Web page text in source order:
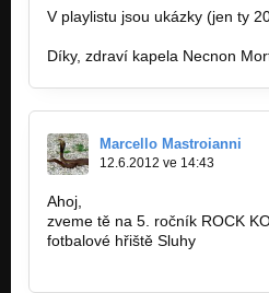
Nenávist (live 2003)
Live 2003 (S.H.A.C. - 2003)
Na pánských (live 2003)
Pozor na ně
Promo demo 2002
Krysy v temnotách
Promo demo 2002
V playlistu jsou ukázky (jen ty
Díky, zdraví kapela Necnon
Marcello Mastroianni
12.6.2012 ve 14:43
Ahoj,
zveme tě na 5. ročník ROCK
fotbalové hřiště Sluhy